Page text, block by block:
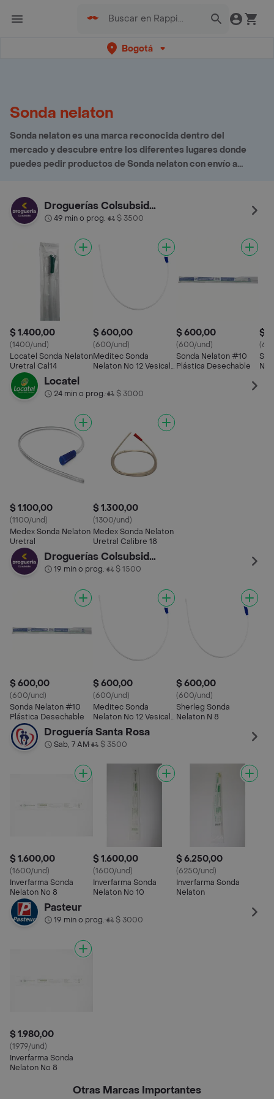
Bogotá
Sonda nelaton
Sonda nelaton es una marca reconocida dentro del
mercado y descubre entre los diferentes lugares donde
puedes pedir productos de Sonda nelaton con envío a
Droguerías Colsubsidio
49 min o prog.• $ 3500
$ 1.400,00
(1400/und)
Locatel Sonda Nelaton
Uretral Cal14
$ 600,00
(600/und)
Meditec Sonda
Nelaton No 12 Vesical
$ 600,00
(600/und)
Sonda Nelaton #10
Plástica Desechable
$
Locatel
24 min o prog.• $ 3000
$ 1.100,00
(1100/und)
Medex Sonda Nelaton
Uretral
$ 1.300,00
(1300/und)
Medex Sonda Nelaton
Uretral Calibre 18
Droguerías Colsubsidio
19 min o prog.• $ 1500
$ 600,00
(600/und)
Sonda Nelaton #10
Plástica Desechable
$ 600,00
(600/und)
Meditec Sonda
Nelaton No 12 Vesical
Uretral
$ 600,00
(600/und)
Sherleg Sonda
Nelaton N 8
Droguería Santa Rosa
Sab, 7 AM• $ 3500
$ 1.600,00
(1600/und)
Inverfarma Sonda
Nelaton No 8
$ 1.600,00
(1600/und)
Inverfarma Sonda
Nelaton No 10
$ 6.250,00
(6250/und)
Inverfarma Sonda
Nelaton
Pasteur
19 min o prog.• $ 3000
$ 1.980,00
(1979/und)
Inverfarma Sonda
Nelaton No 8
Otras Marcas Importantes